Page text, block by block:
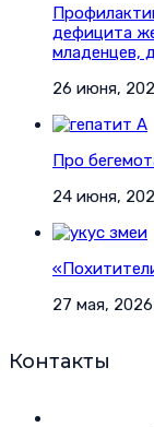
дефицита
младенцев,
26 июня,
Про
24 июня,
27 мая, 2026
Контакты